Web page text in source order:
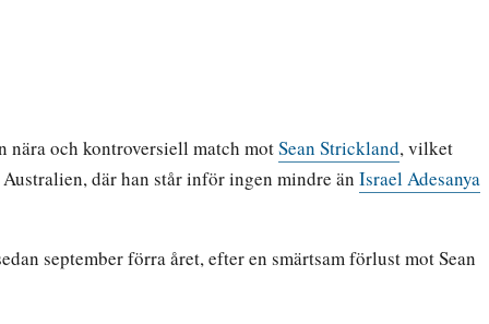
nära och kontroversiell match motSean Strickland, vilket
där han står inför ingen mindre än Israel Adesanya
september förra året, efter en smärtsam förlust mot Sean